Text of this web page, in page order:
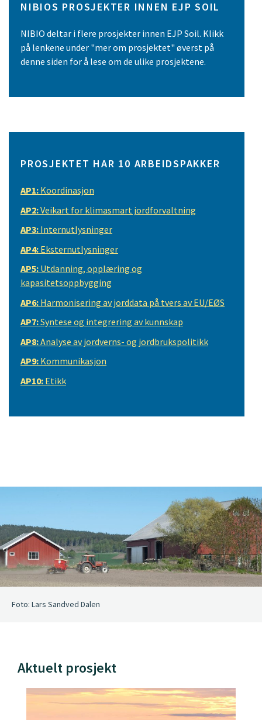
NIBIOS PROSJEKTER INNEN EJP SOIL
NIBIO deltar i flere prosjekter innen EJP Soil. Klikk
på lenkene under "mer om prosjektet" øverst på
denne siden for å lese om de ulike prosjektene.
PROSJEKTET HAR 10 ARBEIDSPAKKER
AP1: Koordinasjon
AP2:Veikart for klimasmart jordforvaltning
AP3: Internutlysninger
AP4: Eksternutlysninger
AP5: Utdanning, opplæring og
kapasitetsoppbygging
AP6: Harmonisering av jorddata på tvers av EU/EØS
AP7:Syntese og integrering av kunnskap
AP8:Analyse av jordverns- og jordbrukspolitikk
AP9: Kommunikasjon
AP10: Etikk
Foto: Lars Sandved Dalen
Aktuelt prosjekt